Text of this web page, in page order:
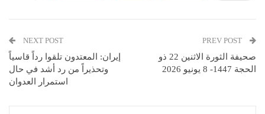
صحيفة الثورة الاثنين 22 ذو
الحجة 1447- 8 يونيو 2026
NEXT POST
إيران: المعتدون تلقوا رداً قاسياً
وتحذيراً من رد أشد في حال
استمرار العدوان